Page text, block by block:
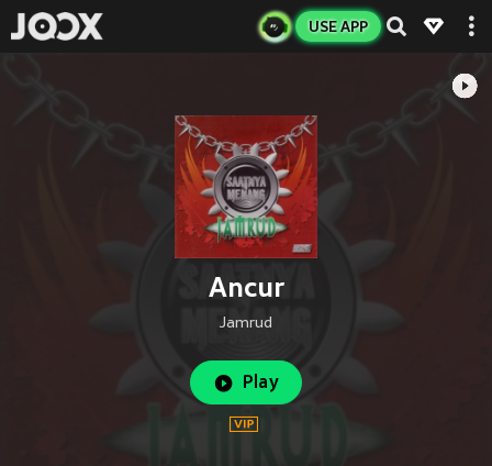
USE APP
Ancur
Jamrud
Play